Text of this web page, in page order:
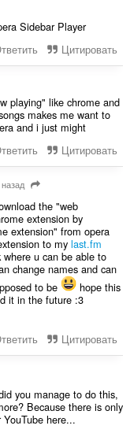
Sidebar Player
Цитировать
playing" like chrome and
makes me want to
and i just might
Цитировать
the "web
extension by
extension" from opera
to my last.fm
u can be able to
change names and can
to be
hope this
it in the future :3
Цитировать
you manage to do this,
Because there is only
here...